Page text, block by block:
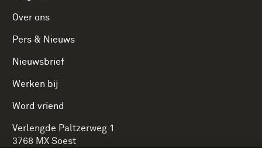
Over ons
Pers & Nieuws
Nieuwsbrief
Werken bij
Word vriend
Verlengde Paltzerweg 1
3768 MX Soest